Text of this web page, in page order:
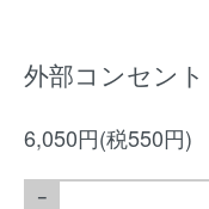
外部コンセン
6,050円(税550円)
－